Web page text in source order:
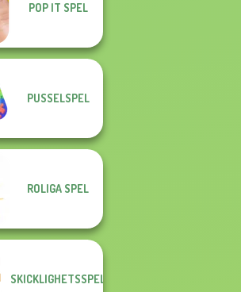
POP IT SPEL
PUSSELSPEL
ROLIGA SPEL
SKICKLIGHETSSPEL